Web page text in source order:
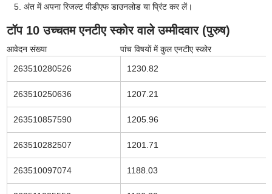
अंत में अपना रिजल्ट पीडीएफ डाउनलोड या प्रिंट कर लें।
टॉप 10 उच्चतम एनटीए स्कोर वाले उम्मीदवार (पुरुष)
आवेदन संख्या
पांच विषयों में कुल एनटीए स्कोर
263510280526
1230.82
263510250636 1207.21
263510857590 1205.96
263510282507 1201.71
263510097074 1188.03